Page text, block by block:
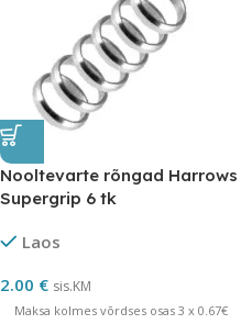
Nooltevarte rõngad Harrows
Supergrip 6 tk
Laos
2.00 € sis.KM
Maksa kolmes võrdses osas 3 x 0.67€